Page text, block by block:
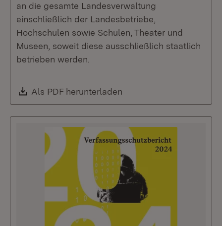
an die gesamte Landesverwaltung
einschließlich der Landesbetriebe,
Hochschulen sowie Schulen, Theater und
Museen, soweit diese ausschließlich staatlich
betrieben werden.
Download:
Als PDF herunterladen